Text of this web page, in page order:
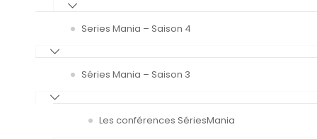
Series Mania – Saison 4
Séries Mania – Saison 3
Les conférences SériesMania